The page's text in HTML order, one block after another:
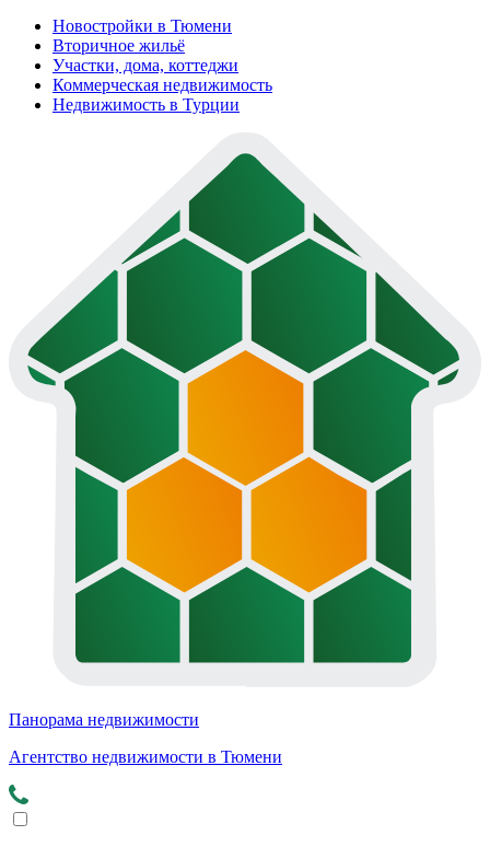
Новостройки в Тюмени
Вторичное жильё
Участки, дома, коттеджи
Коммерческая недвижимость
Недвижимость в Турции
Панорама недвижимости
Агентство недвижимости в Тюмени